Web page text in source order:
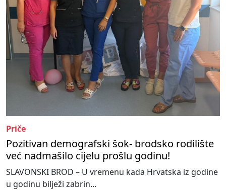
Priče
Pozitivan demografski šok- brodsko rodilište
već nadmašilo cijelu prošlu godinu!
SLAVONSKI BROD – U vremenu kada Hrvatska iz godine
u godinu bilježi zabrin...